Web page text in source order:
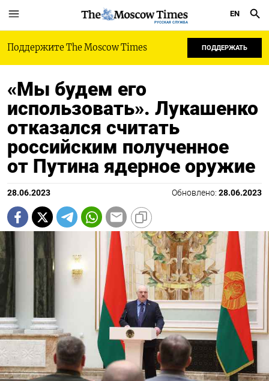
РУССКАЯ СЛУЖБА
EN
Поддержите The Moscow Times ПОДДЕРЖАТЬ
«Мы будем его
использовать». Лукашенко
отказался считать
российским полученное
от Путина ядерное оружие
28.06.2023 Обновлено: 28.06.2023